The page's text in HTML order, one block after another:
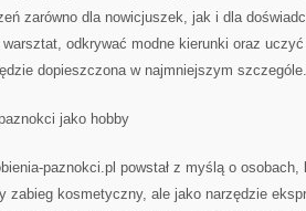
zarówno dla nowicjuszek, jak i dla
odkrywać modne kierunki oraz
dopieszczona w najmniejszym szczególe.
jako hobby
paznokci.pl powstał z myślą o
zabieg kosmetyczny, ale jako narzędzie